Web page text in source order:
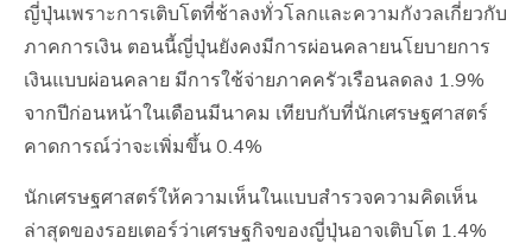
ญี่ปุ่นเพราะการเติบโตที่ช้าลงทั่วโลกและความกังวลเกี่ยวกับ
ภาคการเงิน ตอนนี้ญี่ปุ่นยังคงมีการผ่อนคลายนโยบายการ
เงินแบบผ่อนคลาย มีการใช้จ่ายภาคครัวเรือนลดลง 1.9%
จากปีก่อนหน้าในเดือนมีนาคม เทียบกับที่นักเศรษฐศาสตร์
คาดการณ์ว่าจะเพิ่มขึ้น 0.4%
นักเศรษฐศาสตร์ให้ความเห็นในแบบสำรวจความคิดเห็น
ล่าสุดของรอยเตอร์ว่าเศรษฐกิจของญี่ปุ่นอาจเติบโต 1.4%